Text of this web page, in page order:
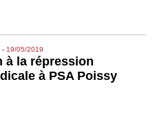
- 19/05/2019
à la répression
à PSA Poissy